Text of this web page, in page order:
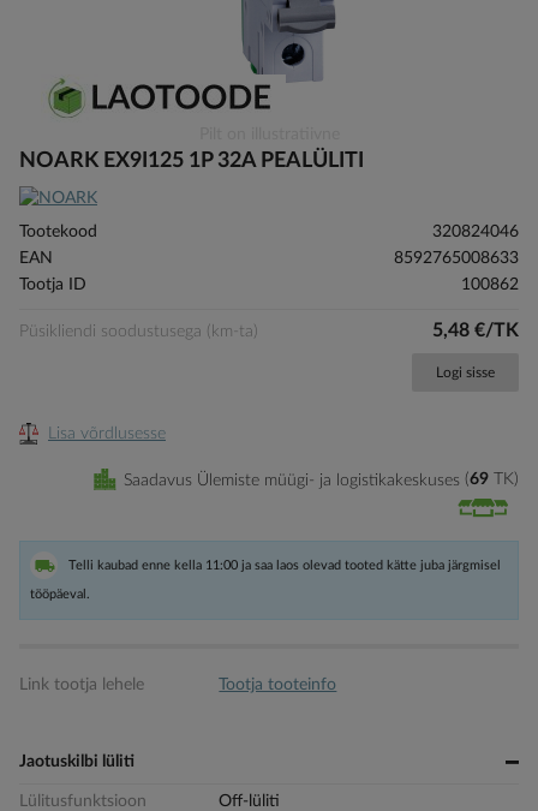
to
beginning
of
the
images
NOARK EX9I125 1P 32A PEALÜLITI
Tootekood
320824046
EAN
8592765008633
Tootja ID
100862
Püsikliendi soodustusega (km-ta) 5,48 €/TK
Logi sisse
Lisa võrdlusesse
Saadavus Ülemiste müügi- ja logistikakeskuses 69 TK
Telli kaubad enne kella 11:00 ja saa laos olevad tooted kätte juba järgmisel
tööpäeval.
Link tootja lehele Tootja tooteinfo
Jaotuskilbi lüliti
Lülitusfunktsioon
Off-lüliti